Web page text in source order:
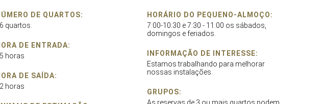
DE QUARTOS:
quartos.
DE ENTRADA:
horas
DE SAÍDA:
horas
HORÁRIO DO PEQUENO-ALMOÇO:
7:00-10:30 e 7:30 - 11:00 os sábados,
domingos e feriados.
INFORMAÇÃO DE INTERESSE:
Estamos trabalhando para melhorar
nossas instalações.
GRUPOS: